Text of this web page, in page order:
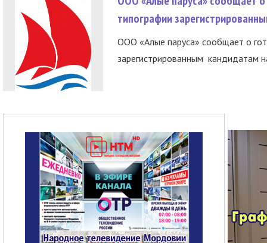
типографии
ООО «Алые паруса» сообщает о
зарегистрированным кандидатам